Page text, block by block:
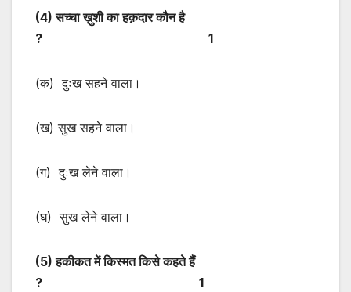
(4) सच्चा ख़ुशी का हक़दार कौन है
? 1
(क) दुःख सहने वाला।
(ख) सुख सहने वाला।
(ग) दुःख लेने वाला।
(घ) सुख लेने वाला।
(5) हकीकत में किस्मत किसे कहते हैं
? 1